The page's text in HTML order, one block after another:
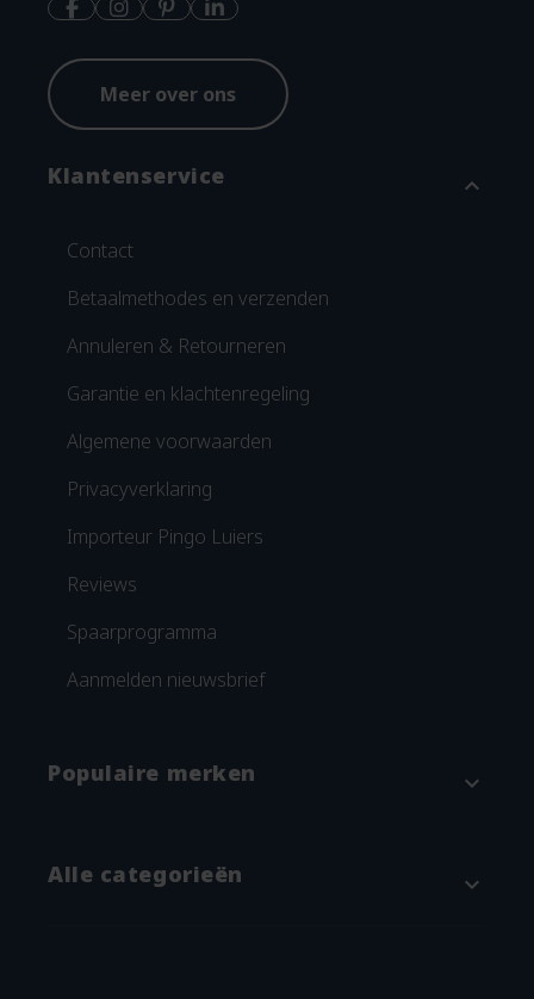
Meer over ons
Klantenservice expand_more
Contact
Betaalmethodes en verzenden
Annuleren & Retourneren
Garantie en klachtenregeling
Algemene voorwaarden
Privacyverklaring
Importeur Pingo Luiers
Reviews
Spaarprogramma
Aanmelden nieuwsbrief
Populaire merken expand_more
Alle categorieën expand_more